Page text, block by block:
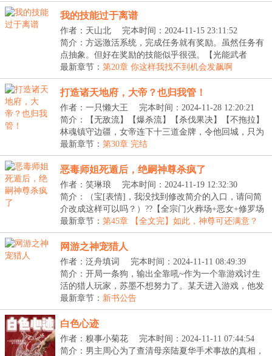
我的技能过于离谱
作者：天山北
完本时间：2024-11-15 23:11:52
简介：方远激活系统，完成任务就有奖励。虽然任务有
点抽象。但好在奖励的技能似乎很强。【光能武者
LV】：...
最新章节： 第20章 你这样我找不到机会发飙啊
打造诸天地府，大帝？也归我管！
作者：一只懒大王
完本时间：2024-11-28 12:20:21
简介：【无敌流】【爆杀流】【杀伐果决】【不拖拉】
林魂镇守边疆，女帝连下十三道金牌，令他回城，只为
用...
最新章节： 第30章 完结
恶毒师姐死遁后，绝嗣神尊杀疯了
作者：笑琳琅
完本时间：2024-11-19 12:32:30
简介：（宝[表情]，我没找到修改简介的入口，请问简
介改成这样可以吗？）??【全宗门火葬场+恶女+修罗场
+...
最新章节： 第45章 【全文完】如此，神尊可还满意？
网游之神宠猎人
作者：泛舟填词
完本时间：2024-11-11 08:49:39
简介：开局一条狗，输出全靠吼~作为一个靠游戏讨生
活的猎人玩家，苏墨不想努力了。某天进入游戏，他发
现...
最新章节： 新书公告
白色心迹
作者：糗事小菊花
完本时间：2024-11-11 07:44:54
简介：男主周心为了查清母亲陆夏华手术事故的真相，